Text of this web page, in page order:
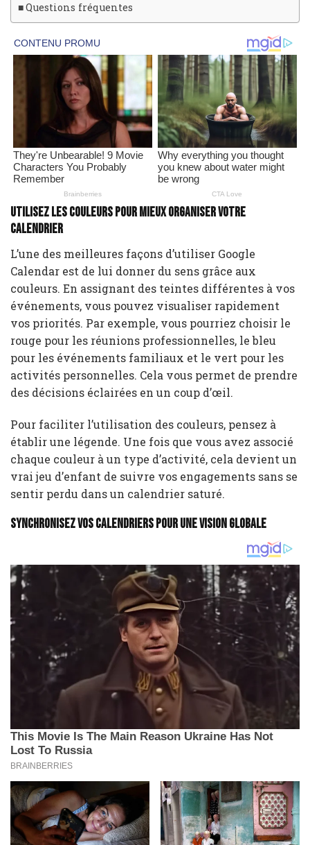
Questions fréquentes
Utilisez les couleurs pour mieux organiser votre
calendrier
L’une des meilleures façons d’utiliser Google
Calendar est de lui donner du sens grâce aux
couleurs. En assignant des teintes différentes à vos
événements, vous pouvez visualiser rapidement
vos priorités. Par exemple, vous pourriez choisir le
rouge pour les réunions professionnelles, le bleu
pour les événements familiaux et le vert pour les
activités personnelles. Cela vous permet de prendre
des décisions éclairées en un coup d’œil.
Pour faciliter l’utilisation des couleurs, pensez à
établir une légende. Une fois que vous avez associé
chaque couleur à un type d’activité, cela devient un
vrai jeu d’enfant de suivre vos engagements sans se
sentir perdu dans un calendrier saturé.
Synchronisez vos calendriers pour une vision globale